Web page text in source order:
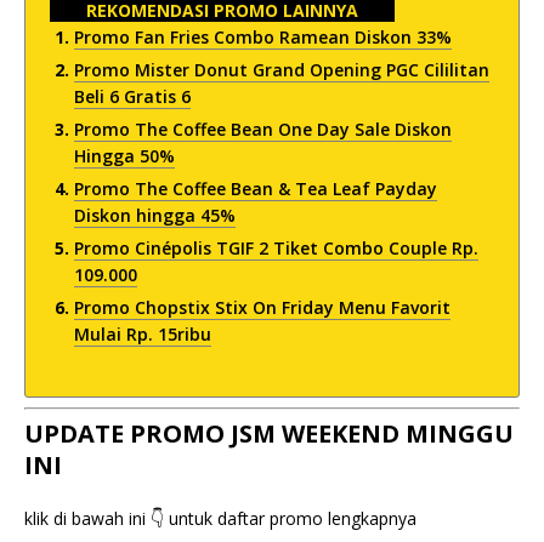
REKOMENDASI PROMO LAINNYA
Promo Fan Fries Combo Ramean Diskon 33%
Promo Mister Donut Grand Opening PGC Cililitan
Beli 6 Gratis 6
Promo The Coffee Bean One Day Sale Diskon
Hingga 50%
Promo The Coffee Bean & Tea Leaf Payday
Diskon hingga 45%
Promo Cinépolis TGIF 2 Tiket Combo Couple Rp.
109.000
Promo Chopstix Stix On Friday Menu Favorit
Mulai Rp. 15ribu
UPDATE PROMO JSM WEEKEND MINGGU
INI
klik di bawah ini 👇 untuk daftar promo lengkapnya